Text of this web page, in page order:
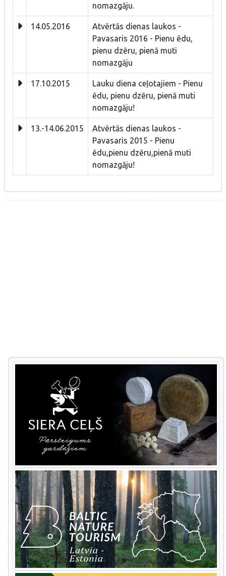
nomazgāju.
14.05.2016
Atvērtās dienas laukos -
Pavasaris 2016 - Pienu ēdu,
pienu dzēru, pienā muti
nomazgāju
17.10.2015
Lauku diena ceļotajiem - Pienu
ēdu, pienu dzēru, pienā muti
nomazgāju!
13.-14.06.2015
Atvērtās dienas laukos -
Pavasaris 2015 - Pienu
ēdu,pienu dzēru,pienā muti
nomazgāju!